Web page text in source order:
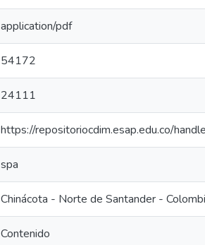
application/pdf
54172
24111
https://repositoriocdim.esap.edu.co/
spa
Chinácota - Norte de Santander -
Contenido